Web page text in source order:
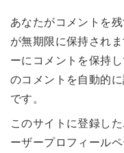
あなたがコメントを
が無期限に保持され
ーにコメントを保持
のコメントを自動的
です。
このサイトに登録し
ーザープロフィール